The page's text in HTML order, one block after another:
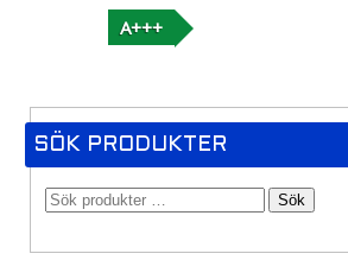
A+++
SÖK PRODUKTER
Sök